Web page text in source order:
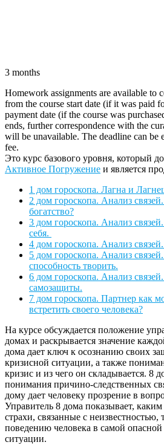
3 months
Homework assignments are available to
from the course start date (if it was paid
payment date (if the course was
ends, further correspondence with the
will be unavailable. The deadline can be
fee.
Это курс базового уровня, который
Активное Погружение и является
1 дом гороскопа. Лагна и
2 дом гороскопа. Анализ
богатство?
3 дом гороскопа. Анализ
себя.
4 дом гороскопа. Анализ
5 дом гороскопа. Анализ
способность творить.
6 дом гороскопа. Анализ
самозащиты.
7 дом гороскопа. Партнер как
встретить своего человека?
На курсе обсуждается положение
домах и раскрывается значение
дома дает ключ к осознанию своих
кризисной ситуации, а также
кризис и из чего он складывается. 8
понимания причино-следственных
дому дает человеку прозрение в
Управитель 8 дома показывает,
страхи, связанные с неизвестностью,
поведению человека в самой
ситуации.